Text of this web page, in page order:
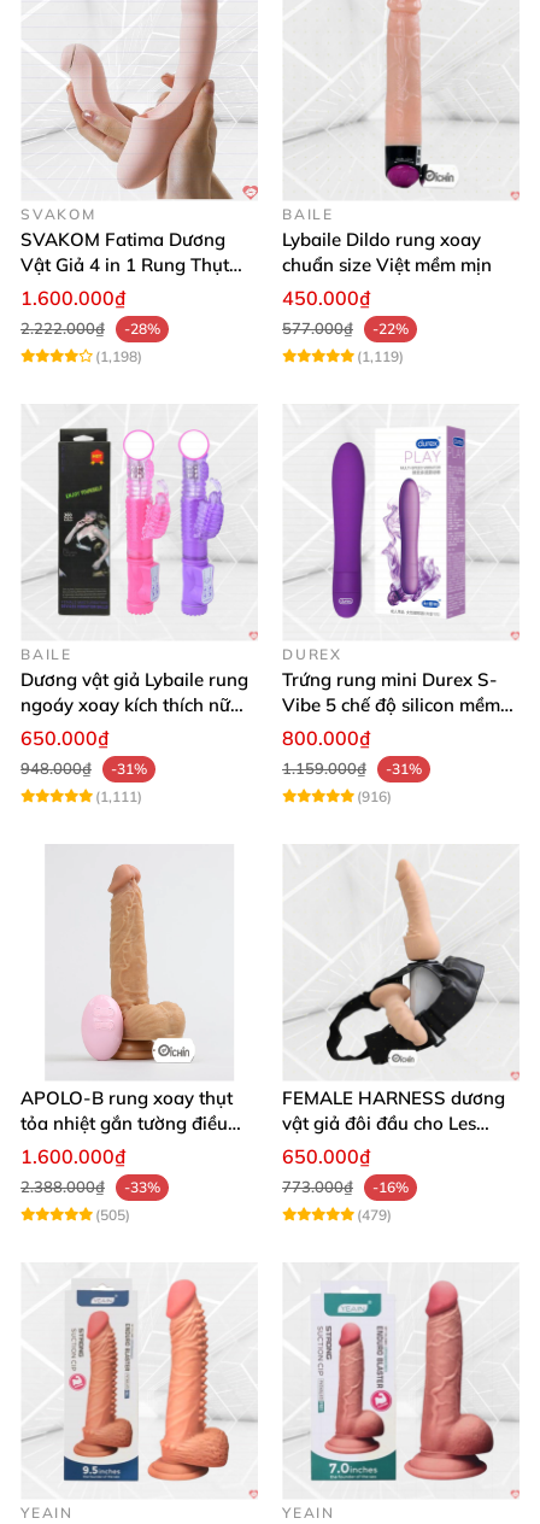
SVAKOM
SVAKOM Fatima Dương
Vật Giả 4 in 1 Rung Thụt
Hút Toả Nhiệt Massage Cho
1.600.000₫
2.222.000₫
-28%
(1,198)
BAILE
Lybaile Dildo rung xoay
chuẩn size Việt mềm mịn
450.000₫
577.000₫
-22%
(1,119)
BAILE
Dương vật giả Lybaile rung
ngoáy xoay kích thích nữ
thủ dâm
650.000₫
948.000₫
-31%
(1,111)
DUREX
Trứng rung mini Durex S-
Vibe 5 chế độ silicon mềm
mịn cao cấp
800.000₫
1.159.000₫
-31%
(916)
APOLO-B rung xoay thụt
tỏa nhiệt gắn tường điều
khiển từ xa đa chế độ
1.600.000₫
2.388.000₫
-33%
(505)
FEMALE HARNESS dương
vật giả đôi đầu cho Les
massage cực sướng
650.000₫
773.000₫
-16%
(479)
YEAIN YEAIN